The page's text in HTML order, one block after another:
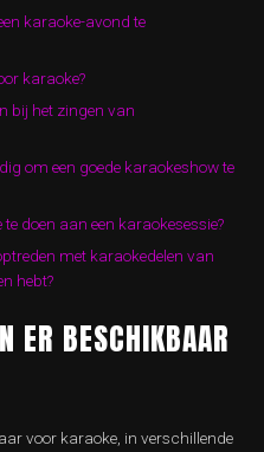
karaoke-avond te
karaoke?
bij het zingen van
om een goede karaokeshow te
doen aan een karaokesessie?
met karaokedelen van
hebt?
ER BESCHIKBAAR
voor karaoke, in verschillende